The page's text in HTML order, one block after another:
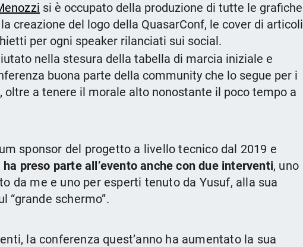
si è occupato della produzione di tutte le grafiche
creazione del logo della QuasarConf, le cover di articoli
per ogni speaker rilanciati sui social.
nella stesura della tabella di marcia iniziale e
buona parte della community che lo segue per i
oltre a tenere il morale alto nonostante il poco tempo a
sponsor del progetto a livello tecnico dal 2019 e
ha preso parte all’evento anche con due interventi, uno
da me e uno per esperti tenuto da Yusuf, alla sua
“grande schermo”.
la conferenza quest’anno ha aumentato la sua